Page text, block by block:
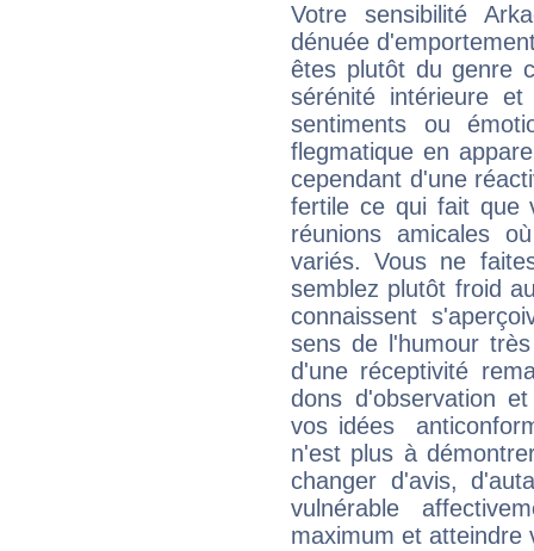
Votre sensibilité
dénuée
êtes plutôt du genre
sérénité intérieure
sentiments ou
flegmatique en
cependant d'une
fertile ce qui fait que
réunions amicales
variés. Vous ne
semblez plutôt froid
connaissent
sens de l'humour
d'une réceptivité
dons d'observation
vos idées
n'est plus à
changer d'avis,
vulnérable
maximum et atteindre